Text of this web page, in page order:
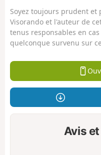
Soyez toujours prudent et
Visorando et l'auteur de
tenus responsables en
quelconque survenu sur
Avis